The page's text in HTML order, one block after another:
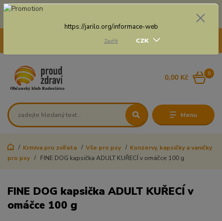
Doprava zdarma na některé druhy dopravy při nákupu
Menu
CZK
0
0,00 Kč
Krmiva pro zvířata Vše pro psy
Konzervy, kapsičky a vaničky
pro psy
FINE DOG kapsička ADULT KUŘECÍ v omáčce 100 g
FINE DOG kapsička ADULT KUŘECÍ v
omáčce 100 g
https://jarilo.org/informace-web
Zavřít